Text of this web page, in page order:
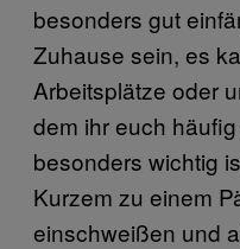
besonders gut
Zuhause sein, es
Arbeitsplätze oder
dem ihr euch
besonders wichtig
Kurzem zu einem
einschweißen und